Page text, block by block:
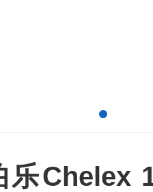
乐Chelex